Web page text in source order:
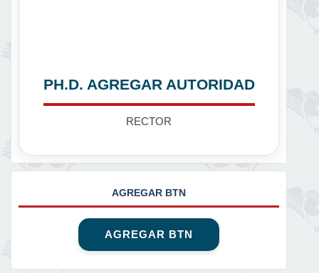
PH.D. AGREGAR AUTORIDAD
RECTOR
AGREGAR BTN
AGREGAR BTN